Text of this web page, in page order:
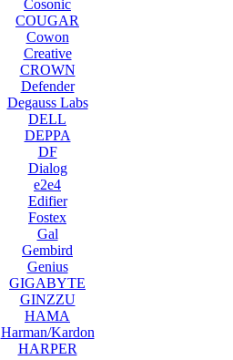
Cosonic
COUGAR
Cowon
Creative
CROWN
Defender
Degauss Labs
DELL
DEPPA
DF
Dialog
e2e4
Edifier
Fostex
Gal
Gembird
Genius
GIGABYTE
GINZZU
HAMA
Harman/Kardon
HARPER